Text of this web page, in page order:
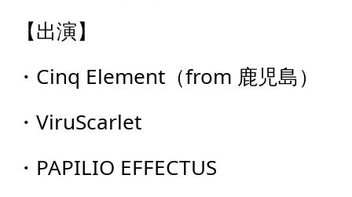
【出演】
・Cinq Element（from 鹿児島）
・ViruScarlet
・PAPILIO EFFECTUS